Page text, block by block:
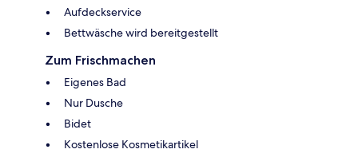
Aufdeckservice
Bettwäsche wird bereitgestellt
Zum Frischmachen
Eigenes Bad
Nur Dusche
Bidet
Kostenlose Kosmetikartikel